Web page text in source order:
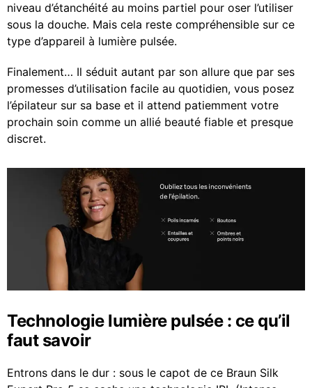
niveau d’étanchéité au moins partiel pour oser l’utiliser
sous la douche. Mais cela reste compréhensible sur ce
type d’appareil à lumière pulsée.
Finalement… Il séduit autant par son allure que par ses
promesses d’utilisation facile au quotidien, vous posez
l’épilateur sur sa base et il attend patiemment votre
prochain soin comme un allié beauté fiable et presque
discret.
Technologie lumière pulsée : ce qu’il
faut savoir
Entrons dans le dur : sous le capot de ce Braun Silk